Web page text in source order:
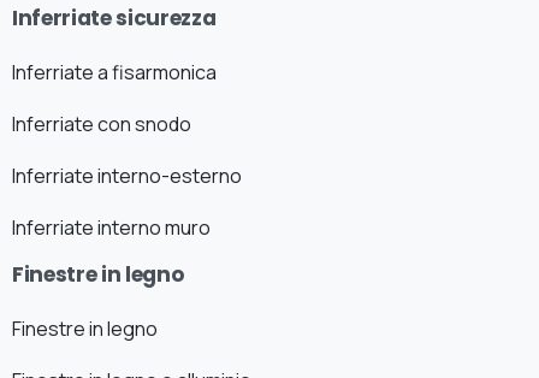
Inferriate sicurezza
Inferriate a fisarmonica
Inferriate con snodo
Inferriate interno-esterno
Inferriate interno muro
Finestre in legno
Finestre in legno